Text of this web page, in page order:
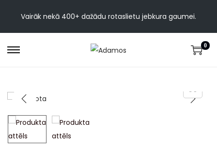
Vairāk nekā 400+ dažādu rotaslietu jebkura gaumei.
0